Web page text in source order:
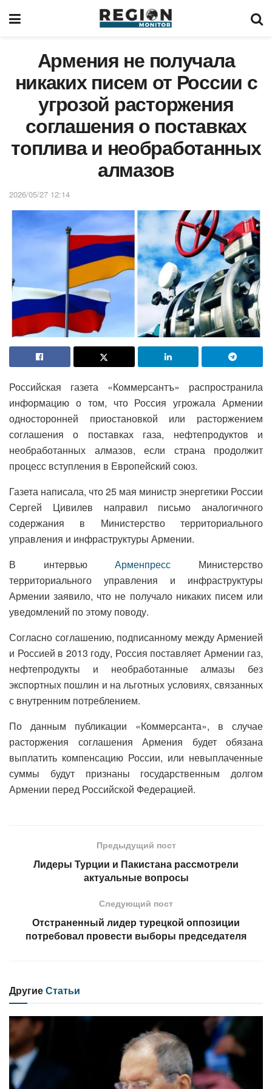
Армения не получала
никаких писем от России с
угрозой расторжения
соглашения о поставках
топлива и необработанных
алмазов
2026/05/27 12:14
Российская газета «Коммерсантъ» распространила
информацию о том, что Россия угрожала Армении
односторонней приостановкой или расторжением
соглашения о поставках газа, нефтепродуктов и
необработанных алмазов, если страна продолжит
процесс вступления в Европейский союз.
Газета написала, что 25 мая министр энергетики России
Сергей Цивилев направил письмо аналогичного
содержания в Министерство территориального
управления и инфраструктуры Армении.
В интервьюАрменпресс Министерство
территориального управления и инфраструктуры
Армении заявило, что не получало никаких писем или
уведомлений по этому поводу.
Согласно соглашению, подписанному между Арменией
и Россией в 2013 году, Россия поставляет Армении газ,
нефтепродукты и необработанные алмазы без
экспортных пошлин и на льготных условиях, связанных
с внутренним потреблением.
По данным публикации «Коммерсанта», в случае
расторжения соглашения Армения будет обязана
выплатить компенсацию России, или невыплаченные
суммы будут признаны государственным долгом
Армении перед Российской Федерацией.
Предыдущий пост
Лидеры Турции и Пакистана рассмотрели
актуальные вопросы
Следующий пост
Отстраненный лидер турецкой оппозиции
потребовал провести выборы председателя
ДругиеСтатьи